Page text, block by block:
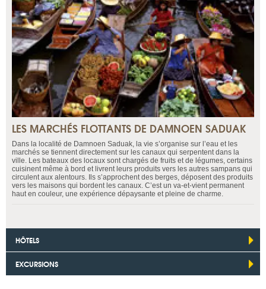
LES MARCHÉS FLOTTANTS DE DAMNOEN SADUAK
Dans la localité de Damnoen Saduak, la vie s’organise sur l’eau et les
marchés se tiennent directement sur les canaux qui serpentent dans la
ville. Les bateaux des locaux sont chargés de fruits et de légumes, certains
cuisinent même à bord et livrent leurs produits vers les autres sampans qui
circulent aux alentours. Ils s’approchent des berges, déposent des produits
vers les maisons qui bordent les canaux. C’est un va-et-vient permanent
haut en couleur, une expérience dépaysante et pleine de charme.
HÔTELS
EXCURSIONS